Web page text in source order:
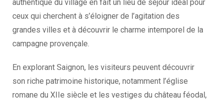
authentique du village en fait un lieu de séjour idéal pour
ceux qui cherchent à s’éloigner de l’agitation des
grandes villes et à découvrir le charme intemporel de la
campagne provençale.
En explorant Saignon, les visiteurs peuvent découvrir
son riche patrimoine historique, notamment l’église
romane du XIIe siècle et les vestiges du château féodal,